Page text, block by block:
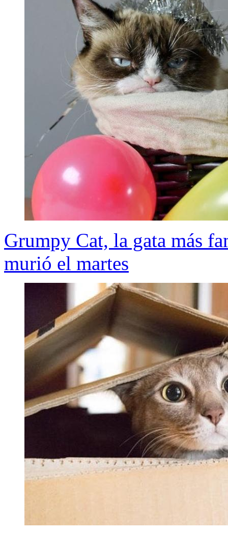
Grumpy Cat, la gata más
murió el martes